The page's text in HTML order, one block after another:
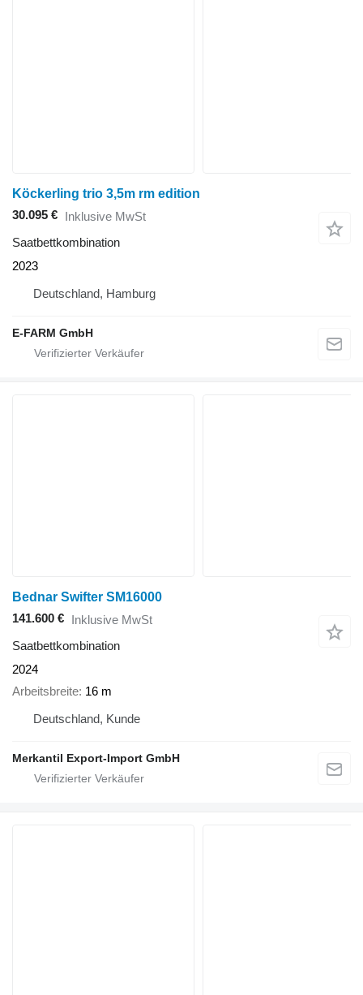
Köckerling trio 3,5m rm edition
30.095 € Inklusive MwSt
Saatbettkombination
2023
Deutschland, Hamburg
E-FARM GmbH
Bednar Swifter SM16000
141.600 € Inklusive MwSt
Saatbettkombination
2024
Arbeitsbreite 16 m
Deutschland, Kunde
Merkantil Export-Import GmbH